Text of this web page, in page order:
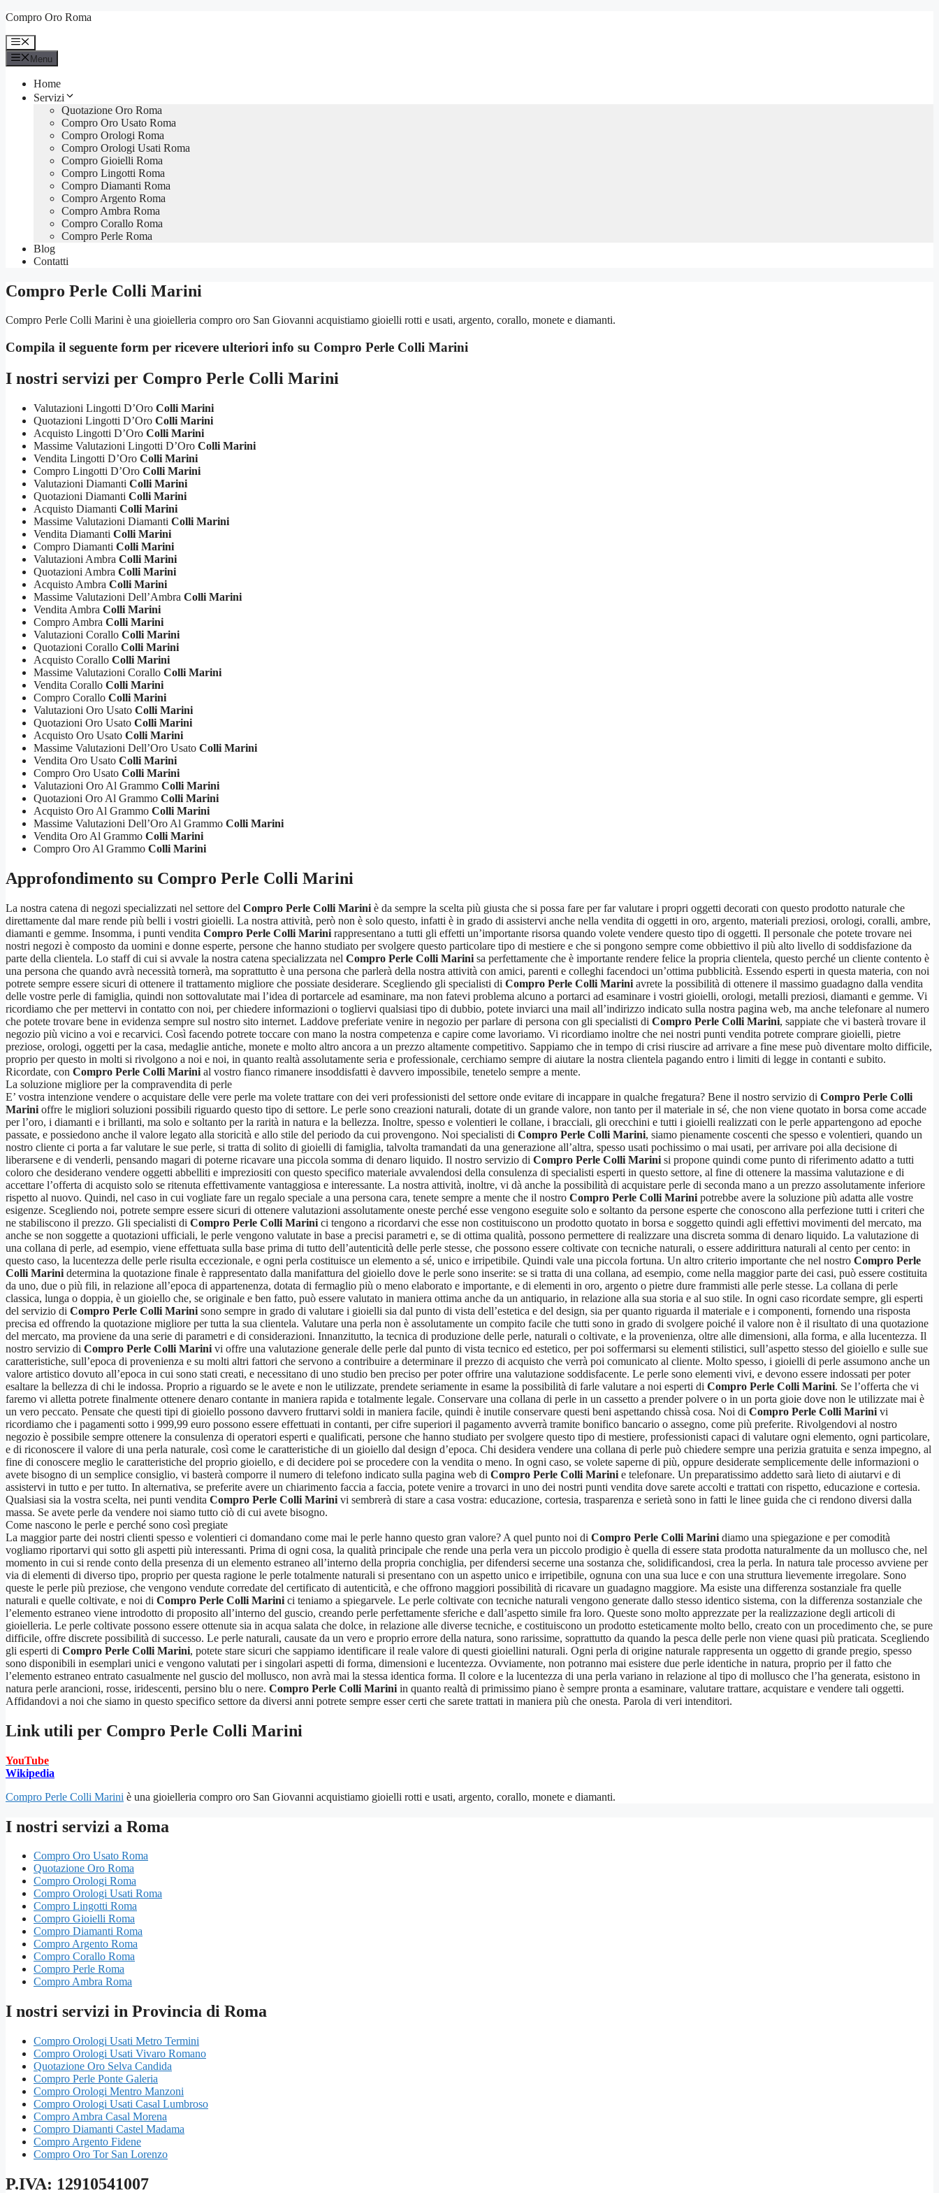
Vai
contenuto
Compro Oro Roma
Menu
Menu
Home
Servizi
Quotazione Oro Roma
Compro Oro Usato Roma
Compro Orologi Roma
Compro Orologi Usati Roma
Compro Gioielli Roma
Compro Lingotti Roma
Compro Diamanti Roma
Compro Argento Roma
Compro Ambra Roma
Compro Corallo Roma
Compro Perle Roma
Blog
Contatti
Compro Perle Colli Marini
Compro Perle Colli Marini è una gioielleria compro oro San Giovanni acquistiamo gioielli rotti e usati, argento, corallo, monete e diamanti.
Compila il seguente form per ricevere ulteriori info su Compro Perle Colli Marini
I nostri servizi per Compro Perle Colli Marini
Valutazioni Lingotti D’Oro Colli Marini
Quotazioni Lingotti D’Oro Colli Marini
Acquisto Lingotti D’Oro Colli Marini
Massime Valutazioni Lingotti D’Oro Colli Marini
Vendita Lingotti D’Oro Colli Marini
Compro Lingotti D’Oro Colli Marini
Valutazioni Diamanti Colli Marini
Quotazioni Diamanti Colli Marini
Acquisto Diamanti Colli Marini
Massime Valutazioni Diamanti Colli Marini
Vendita Diamanti Colli Marini
Compro Diamanti Colli Marini
Valutazioni Ambra Colli Marini
Quotazioni Ambra Colli Marini
Acquisto Ambra Colli Marini
Massime Valutazioni Dell’Ambra Colli Marini
Vendita Ambra Colli Marini
Compro Ambra Colli Marini
Valutazioni Corallo Colli Marini
Quotazioni Corallo Colli Marini
Acquisto Corallo Colli Marini
Massime Valutazioni Corallo Colli Marini
Vendita Corallo Colli Marini
Compro Corallo Colli Marini
Valutazioni Oro Usato Colli Marini
Quotazioni Oro Usato Colli Marini
Acquisto Oro Usato Colli Marini
Massime Valutazioni Dell’Oro Usato Colli Marini
Vendita Oro Usato Colli Marini
Compro Oro Usato Colli Marini
Valutazioni Oro Al Grammo Colli Marini
Quotazioni Oro Al Grammo Colli Marini
Acquisto Oro Al Grammo Colli Marini
Massime Valutazioni Dell’Oro Al Grammo Colli Marini
Vendita Oro Al Grammo Colli Marini
Compro Oro Al Grammo Colli Marini
Approfondimento su Compro Perle Colli Marini
La nostra catena di negozi specializzati nel settore del Compro Perle Colli Marini è da sempre la scelta più giusta che si possa fare per far valutare i propri oggetti decorati con questo prodotto naturale che
direttamente dal mare rende più belli i vostri gioielli. La nostra attività, però non è solo questo, infatti è in grado di assistervi anche nella vendita di oggetti in oro, argento, materiali preziosi, orologi, coralli, ambre,
diamanti e gemme. Insomma, i punti vendita Compro Perle Colli Marini rappresentano a tutti gli effetti un’importante risorsa quando volete vendere questo tipo di oggetti. Il personale che potete trovare nei
nostri negozi è composto da uomini e donne esperte, persone che hanno studiato per svolgere questo particolare tipo di mestiere e che si pongono sempre come obbiettivo il più alto livello di soddisfazione da
parte della clientela. Lo staff di cui si avvale la nostra catena specializzata nel Compro Perle Colli Marini sa perfettamente che è importante rendere felice la propria clientela, questo perché un cliente contento è
una persona che quando avrà necessità tornerà, ma soprattutto è una persona che parlerà della nostra attività con amici, parenti e colleghi facendoci un’ottima pubblicità. Essendo esperti in questa materia, con noi
potrete sempre essere sicuri di ottenere il trattamento migliore che possiate desiderare. Scegliendo gli specialisti di Compro Perle Colli Marini avrete la possibilità di ottenere il massimo guadagno dalla vendita
delle vostre perle di famiglia, quindi non sottovalutate mai l’idea di portarcele ad esaminare, ma non fatevi problema alcuno a portarci ad esaminare i vostri gioielli, orologi, metalli preziosi, diamanti e gemme. Vi
ricordiamo che per mettervi in contatto con noi, per chiedere informazioni o togliervi qualsiasi tipo di dubbio, potete inviarci una mail all’indirizzo indicato sulla nostra pagina web, ma anche telefonare al numero
che potete trovare bene in evidenza sempre sul nostro sito internet. Laddove preferiate venire in negozio per parlare di persona con gli specialisti di Compro Perle Colli Marini, sappiate che vi basterà trovare il
negozio più vicino a voi e recarvici. Così facendo potrete toccare con mano la nostra competenza e capire come lavoriamo. Vi ricordiamo inoltre che nei nostri punti vendita potrete comprare gioielli, pietre
preziose, orologi, oggetti per la casa, medaglie antiche, monete e molto altro ancora a un prezzo altamente competitivo. Sappiamo che in tempo di crisi riuscire ad arrivare a fine mese può diventare molto difficile,
proprio per questo in molti si rivolgono a noi e noi, in quanto realtà assolutamente seria e professionale, cerchiamo sempre di aiutare la nostra clientela pagando entro i limiti di legge in contanti e subito.
Ricordate, con Compro Perle Colli Marini al vostro fianco rimanere insoddisfatti è davvero impossibile, tenetelo sempre a mente.
La soluzione migliore per la compravendita di perle
E’ vostra intenzione vendere o acquistare delle vere perle ma volete trattare con dei veri professionisti del settore onde evitare di incappare in qualche fregatura? Bene il nostro servizio di Compro Perle Colli
Marini offre le migliori soluzioni possibili riguardo questo tipo di settore. Le perle sono creazioni naturali, dotate di un grande valore, non tanto per il materiale in sé, che non viene quotato in borsa come accade
per l’oro, i diamanti e i brillanti, ma solo e soltanto per la rarità in natura e la bellezza. Inoltre, spesso e volentieri le collane, i bracciali, gli orecchini e tutti i gioielli realizzati con le perle appartengono ad epoche
passate, e possiedono anche il valore legato alla storicità e allo stile del periodo da cui provengono. Noi specialisti di Compro Perle Colli Marini, siamo pienamente coscenti che spesso e volentieri, quando un
nostro cliente ci porta a far valutare le sue perle, si tratta di solito di gioielli di famiglia, talvolta tramandati da una generazione all’altra, spesso usati pochissimo o mai usati, per arrivare poi alla decisione di
liberarsene e di venderli, pensando magari di poterne ricavare una piccola somma di denaro liquido. Il nostro servizio di Compro Perle Colli Marini si propone quindi come punto di riferimento adatto a tutti
coloro che desiderano vendere oggetti abbelliti e impreziositi con questo specifico materiale avvalendosi della consulenza di specialisti esperti in questo settore, al fine di ottenere la massima valutazione e di
accettare l’offerta di acquisto solo se ritenuta effettivamente vantaggiosa e interessante. La nostra attività, inoltre, vi dà anche la possibilità di acquistare perle di seconda mano a un prezzo assolutamente inferiore
rispetto al nuovo. Quindi, nel caso in cui vogliate fare un regalo speciale a una persona cara, tenete sempre a mente che il nostro Compro Perle Colli Marini potrebbe avere la soluzione più adatta alle vostre
esigenze. Scegliendo noi, potrete sempre essere sicuri di ottenere valutazioni assolutamente oneste perché esse vengono eseguite solo e soltanto da persone esperte che conoscono alla perfezione tutti i criteri che
ne stabiliscono il prezzo. Gli specialisti di Compro Perle Colli Marini ci tengono a ricordarvi che esse non costituiscono un prodotto quotato in borsa e soggetto quindi agli effettivi movimenti del mercato, ma
anche se non soggette a quotazioni ufficiali, le perle vengono valutate in base a precisi parametri e, se di ottima qualità, possono permettere di realizzare una discreta somma di denaro liquido. La valutazione di
una collana di perle, ad esempio, viene effettuata sulla base prima di tutto dell’autenticità delle perle stesse, che possono essere coltivate con tecniche naturali, o essere addirittura naturali al cento per cento: in
questo caso, la lucentezza delle perle risulta eccezionale, e ogni perla costituisce un elemento a sé, unico e irripetibile. Quindi vale una piccola fortuna. Un altro criterio importante che nel nostro Compro Perle
Colli Marini determina la quotazione finale è rappresentato dalla manifattura del gioiello dove le perle sono inserite: se si tratta di una collana, ad esempio, come nella maggior parte dei casi, può essere costituita
da uno, due o più fili, in relazione all’epoca di appartenenza, dotata di fermaglio più o meno elaborato e importante, e di elementi in oro, argento o pietre dure frammisti alle perle stesse. La collana di perle
classica, lunga o doppia, è un gioiello che, se originale e ben fatto, può essere valutato in maniera ottima anche da un antiquario, in relazione alla sua storia e al suo stile. In ogni caso ricordate sempre, gli esperti
del servizio di Compro Perle Colli Marini sono sempre in grado di valutare i gioielli sia dal punto di vista dell’estetica e del design, sia per quanto riguarda il materiale e i componenti, fornendo una risposta
precisa ed offrendo la quotazione migliore per tutta la sua clientela. Valutare una perla non è assolutamente un compito facile che tutti sono in grado di svolgere poiché il valore non è il risultato di una quotazione
del mercato, ma proviene da una serie di parametri e di considerazioni. Innanzitutto, la tecnica di produzione delle perle, naturali o coltivate, e la provenienza, oltre alle dimensioni, alla forma, e alla lucentezza. Il
nostro servizio di Compro Perle Colli Marini vi offre una valutazione generale delle perle dal punto di vista tecnico ed estetico, per poi soffermarsi su elementi stilistici, sull’aspetto stesso del gioiello e sulle sue
caratteristiche, sull’epoca di provenienza e su molti altri fattori che servono a contribuire a determinare il prezzo di acquisto che verrà poi comunicato al cliente. Molto spesso, i gioielli di perle assumono anche un
valore artistico dovuto all’epoca in cui sono stati creati, e necessitano di uno studio ben preciso per poter offrire una valutazione soddisfacente. Le perle sono elementi vivi, e devono essere indossati per poter
esaltare la bellezza di chi le indossa. Proprio a riguardo se le avete e non le utilizzate, prendete seriamente in esame la possibilità di farle valutare a noi esperti di Compro Perle Colli Marini. Se l’offerta che vi
faremo vi alletta potrete finalmente ottenere denaro contante in maniera rapida e totalmente legale. Conservare una collana di perle in un cassetto a prender polvere o in un porta gioie dove non le utilizzate mai è
un vero peccato. Pensate che questi tipi di gioiello possono davvero fruttarvi soldi in maniera facile, quindi è inutile conservare questi beni aspettando chissà cosa. Noi di Compro Perle Colli Marini vi
ricordiamo che i pagamenti sotto i 999,99 euro possono essere effettuati in contanti, per cifre superiori il pagamento avverrà tramite bonifico bancario o assegno, come più preferite. Rivolgendovi al nostro
negozio è possibile sempre ottenere la consulenza di operatori esperti e qualificati, persone che hanno studiato per svolgere questo tipo di mestiere, professionisti capaci di valutare ogni elemento, ogni particolare,
e di riconoscere il valore di una perla naturale, così come le caratteristiche di un gioiello dal design d’epoca. Chi desidera vendere una collana di perle può chiedere sempre una perizia gratuita e senza impegno, al
fine di conoscere meglio le caratteristiche del proprio gioiello, e di decidere poi se procedere con la vendita o meno. In ogni caso, se volete saperne di più, oppure desiderate semplicemente delle informazioni o
avete bisogno di un semplice consiglio, vi basterà comporre il numero di telefono indicato sulla pagina web di Compro Perle Colli Marini e telefonare. Un preparatissimo addetto sarà lieto di aiutarvi e di
assistervi in tutto e per tutto. In alternativa, se preferite avere un chiarimento faccia a faccia, potete venire a trovarci in uno dei nostri punti vendita dove sarete accolti e trattati con rispetto, educazione e cortesia.
Qualsiasi sia la vostra scelta, nei punti vendita Compro Perle Colli Marini vi sembrerà di stare a casa vostra: educazione, cortesia, trasparenza e serietà sono in fatti le linee guida che ci rendono diversi dalla
massa. Se avete perle da vendere noi siamo tutto ciò di cui avete bisogno.
Come nascono le perle e perché sono così pregiate
La maggior parte dei nostri clienti spesso e volentieri ci domandano come mai le perle hanno questo gran valore? A quel punto noi di Compro Perle Colli Marini diamo una spiegazione e per comodità
vogliamo riportarvi qui sotto gli aspetti più interessanti. Prima di ogni cosa, la qualità principale che rende una perla vera un piccolo prodigio è quella di essere stata prodotta naturalmente da un mollusco che, nel
momento in cui si rende conto della presenza di un elemento estraneo all’interno della propria conchiglia, per difendersi secerne una sostanza che, solidificandosi, crea la perla. In natura tale processo avviene per
via di elementi di diverso tipo, proprio per questa ragione le perle totalmente naturali si presentano con un aspetto unico e irripetibile, ognuna con una sua luce e con una struttura lievemente irregolare. Sono
queste le perle più preziose, che vengono vendute corredate del certificato di autenticità, e che offrono maggiori possibilità di ricavare un guadagno maggiore. Ma esiste una differenza sostanziale fra quelle
naturali e quelle coltivate, e noi di Compro Perle Colli Marini ci teniamo a spiegarvele. Le perle coltivate con tecniche naturali vengono generate dallo stesso identico sistema, con la differenza sostanziale che
l’elemento estraneo viene introdotto di proposito all’interno del guscio, creando perle perfettamente sferiche e dall’aspetto simile fra loro. Queste sono molto apprezzate per la realizzazione degli articoli di
gioielleria. Le perle coltivate possono essere ottenute sia in acqua salata che dolce, in relazione alle diverse tecniche, e costituiscono un prodotto esteticamente molto bello, creato con un procedimento che, se pure
difficile, offre discrete possibilità di successo. Le perle naturali, causate da un vero e proprio errore della natura, sono rarissime, soprattutto da quando la pesca delle perle non viene quasi più praticata. Scegliendo
gli esperti di Compro Perle Colli Marini, potete stare sicuri che sappiamo identificare il reale valore di questi gioiellini naturali. Ogni perla di origine naturale rappresenta un oggetto di grande pregio, spesso
sono disponibili in esemplari unici e vengono valutati per i singolari aspetti di forma, dimensioni e lucentezza. Ovviamente, non potranno mai esistere due perle identiche in natura, proprio per il fatto che
l’elemento estraneo entrato casualmente nel guscio del mollusco, non avrà mai la stessa identica forma. Il colore e la lucentezza di una perla variano in relazione al tipo di mollusco che l’ha generata, esistono in
natura perle arancioni, rosse, iridescenti, persino blu o nere. Compro Perle Colli Marini in quanto realtà di primissimo piano è sempre pronta a esaminare, valutare trattare, acquistare e vendere tali oggetti.
Affidandovi a noi che siamo in questo specifico settore da diversi anni potrete sempre esser certi che sarete trattati in maniera più che onesta. Parola di veri intenditori.
Link utili per Compro Perle Colli Marini
YouTube
Wikipedia
Compro Perle Colli Marini è una gioielleria compro oro San Giovanni acquistiamo gioielli rotti e usati, argento, corallo, monete e diamanti.
I nostri servizi a Roma
Compro Oro Usato Roma
Quotazione Oro Roma
Compro Orologi Roma
Compro Orologi Usati Roma
Compro Lingotti Roma
Compro Gioielli Roma
Compro Diamanti Roma
Compro Argento Roma
Compro Corallo Roma
Compro Perle Roma
Compro Ambra Roma
I nostri servizi in Provincia di Roma
Compro Orologi Usati Metro Termini
Compro Orologi Usati Vivaro Romano
Quotazione Oro Selva Candida
Compro Perle Ponte Galeria
Compro Orologi Mentro Manzoni
Compro Orologi Usati Casal Lumbroso
Compro Ambra Casal Morena
Compro Diamanti Castel Madama
Compro Argento Fidene
Compro Oro Tor San Lorenzo
P.IVA: 12910541007